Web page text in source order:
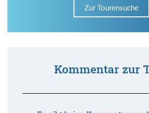
Zur Tourensuche
Kommentar zur